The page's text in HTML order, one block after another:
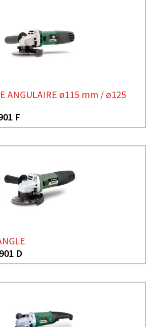
ANGULAIRE ø115 mm / ø125
F
D